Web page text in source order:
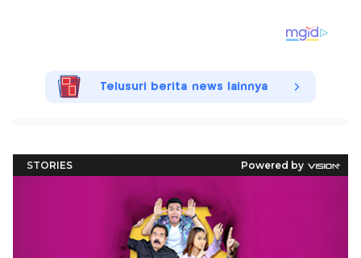
Telusuri berita news lainnya